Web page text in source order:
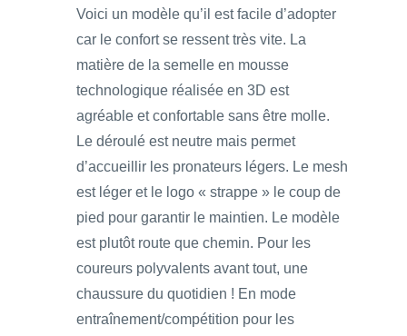
Voici un modèle qu’il est facile d’adopter
car le confort se ressent très vite. La
matière de la semelle en mousse
technologique réalisée en 3D est
agréable et confortable sans être molle.
Le déroulé est neutre mais permet
d’accueillir les pronateurs légers. Le mesh
est léger et le logo « strappe » le coup de
pied pour garantir le maintien. Le modèle
est plutôt route que chemin. Pour les
coureurs polyvalents avant tout, une
chaussure du quotidien ! En mode
entraînement/compétition pour les